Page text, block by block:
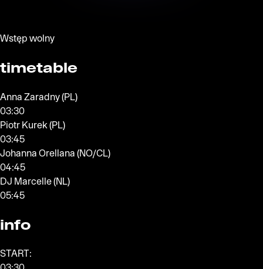
Wstęp wolny
timetable
Anna Zaradny (PL)
03:30
Piotr Kurek (PL)
03:45
Johanna Orellana (NO/CL)
04:45
DJ Marcelle (NL)
05:45
info
START: